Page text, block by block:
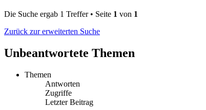
Die Suche ergab 1 Treffer • Seite 1 von 1
Zurück zur erweiterten Suche
Unbeantwortete Themen
Themen
Antworten
Zugriffe
Letzter Beitrag